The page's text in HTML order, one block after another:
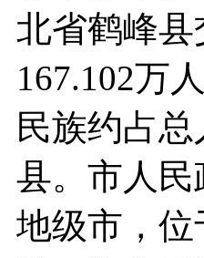
北省鹤峰县
167.102万
民族约占
县。市人
地级市，